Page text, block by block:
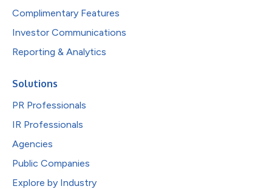
Complimentary Features
Investor Communications
Reporting & Analytics
Solutions
PR Professionals
IR Professionals
Agencies
Public Companies
Explore by Industry